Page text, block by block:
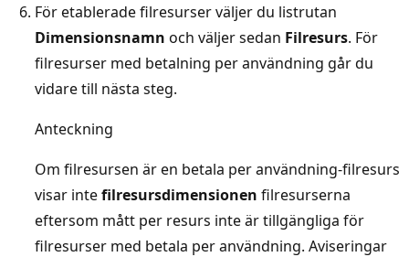
För etablerade filresurser väljer du listrutan
Dimensionsnamn och väljer sedan Filresurs. För
filresurser med betalning per användning går du
vidare till nästa steg.
Anteckning
Om filresursen är en betala per användning-filresurs
visar intefilresursdimensionen filresurserna
eftersom mått per resurs inte är tillgängliga för
filresurser med betala per användning. Aviseringar